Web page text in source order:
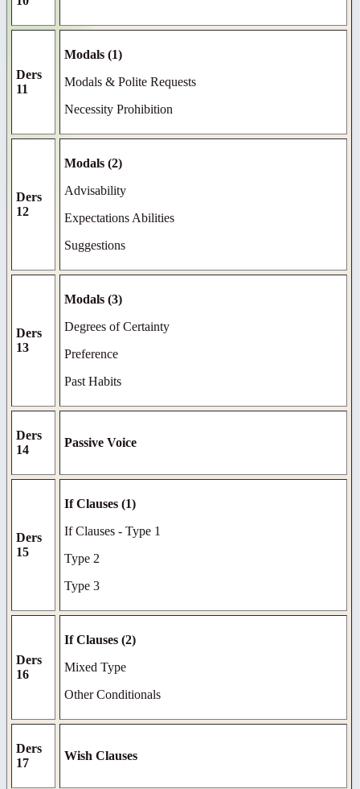
Ders
11
Modals (1)
Modals & Polite Requests
Necessity Prohibition
Ders
12
Modals (2)
Advisability
Expectations Abilities
Suggestions
Ders
13
Modals (3)
Degrees of Certainty
Preference
Past Habits
Ders
14
Passive Voice
Ders
15
If Clauses (1)
If Clauses - Type 1
Type 2
Type 3
Ders
16
If Clauses (2)
Mixed Type
Other Conditionals
Ders
17
Wish Clauses